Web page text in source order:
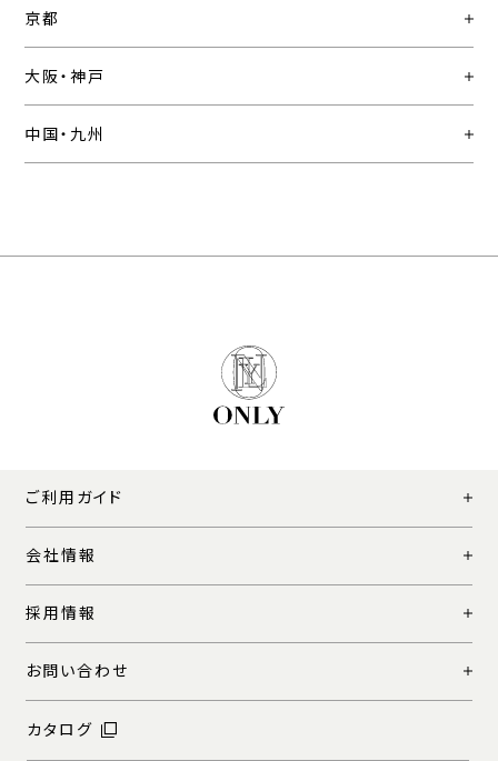
京都
大阪・神戸
中国・九州
ご利用ガイド
会社情報
採用情報
お問い合わせ
カタログ